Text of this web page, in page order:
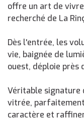
offre un art de
recherché de La
Dès l'entrée, les
vie, baignée de
ouest, déploie près
Véritable signature
vitrée,
caractère et